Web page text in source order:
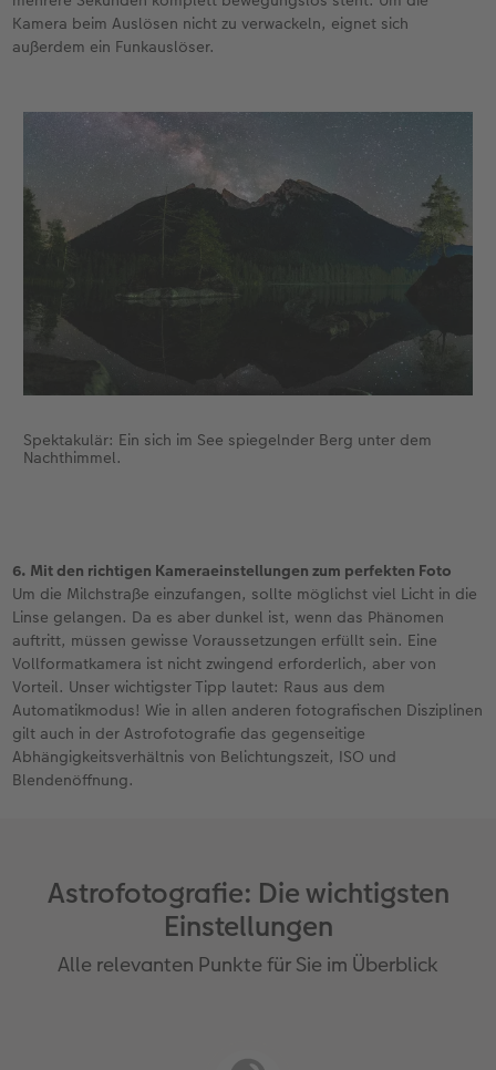
Kamera beim Auslösen nicht zu verwackeln, eignet sich
außerdem ein Funkauslöser.
Spektakulär: Ein sich im See spiegelnder Berg unter dem
Nachthimmel.
6. Mit den richtigen Kameraeinstellungen zum perfekten Foto
Um die Milchstraße einzufangen, sollte möglichst viel Licht in die
Linse gelangen. Da es aber dunkel ist, wenn das Phänomen
auftritt, müssen gewisse Voraussetzungen erfüllt sein. Eine
Vollformatkamera ist nicht zwingend erforderlich, aber von
Vorteil. Unser wichtigster Tipp lautet: Raus aus dem
Automatikmodus! Wie in allen anderen fotografischen Disziplinen
gilt auch in der Astrofotografie das gegenseitige
Abhängigkeitsverhältnis von Belichtungszeit, ISO und
Blendenöffnung.
Astrofotografie: Die wichtigsten
Einstellungen
Alle relevanten Punkte für Sie im Überblick